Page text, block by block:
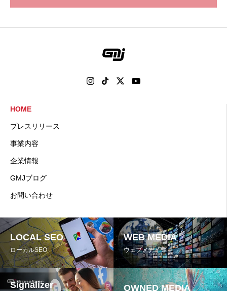
HOME
プレスリリース
事業内容
企業情報
GMJブログ
お問い合わせ
LOCAL SEO
ローカルSEO
WEB MEDIA
ウェブメディア
Signalizer OWNED MEDIA